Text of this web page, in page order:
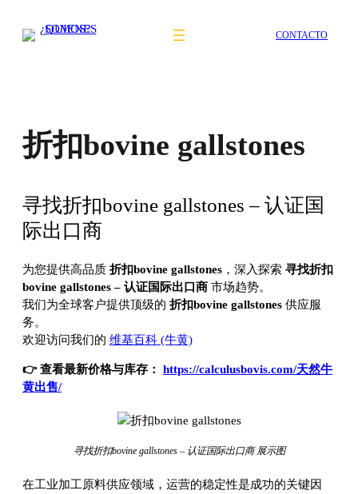
CONTACTO
折扣bovine gallstones
寻找折扣bovine gallstones – 认证国
际出口商
为您提供高品质 折扣bovine gallstones ，深入探索 寻找折扣
bovine gallstones – 认证国际出口商 市场趋势。
我们为全球客户提供顶级的 折扣bovine gallstones 供应服
务。
欢迎访问我们的 维基百科 (牛黄)
👉 查看最新价格与库存： https://calculusbovis.com/天然牛
黄出售/
寻找折扣bovine gallstones – 认证国际出口商 展示图
在工业加工原料供应领域，运营的稳定性是成功的关键因